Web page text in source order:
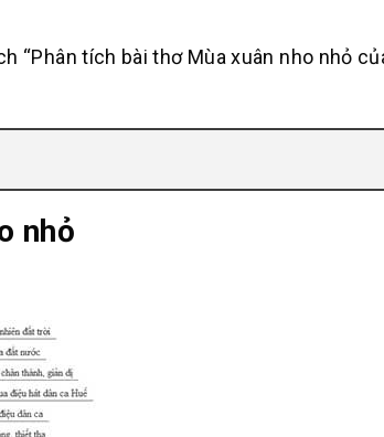
“Phân tích bài thơ Mùa xuân nho nhỏ
nhỏ